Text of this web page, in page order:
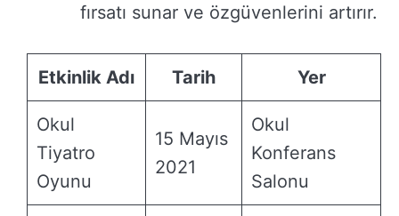
fırsatı sunar ve özgüvenlerini artırır.
Etkinlik Adı Tarih Yer
Okul
Tiyatro
Oyunu
15 Mayıs
2021
Okul
Konferans
Salonu